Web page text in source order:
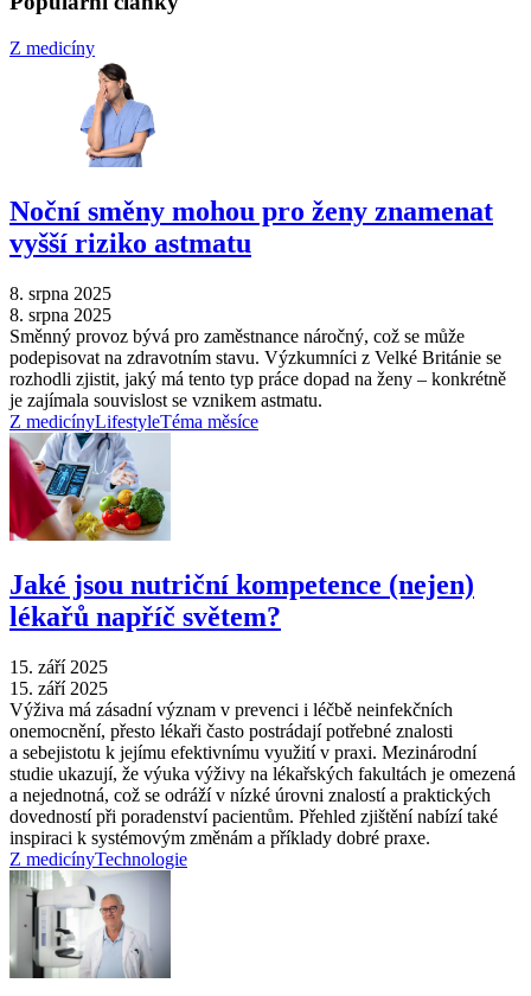
Z medicíny
Noční směny mohou pro ženy znamenat
vyšší riziko astmatu
8. srpna 2025
8. srpna 2025
Směnný provoz bývá pro zaměstnance náročný, což se může
podepisovat na zdravotním stavu. Výzkumníci z Velké Británie se
rozhodli zjistit, jaký má tento typ práce dopad na ženy –⁠ konkrétně
je zajímala souvislost se vznikem astmatu.
Z medicínyLifestyleTéma měsíce
Jaké jsou nutriční kompetence (nejen)
lékařů napříč světem?
15. září 2025
15. září 2025
Výživa má zásadní význam v prevenci i léčbě neinfekčních
onemocnění, přesto lékaři často postrádají potřebné znalosti
a sebejistotu k jejímu efektivnímu využití v praxi. Mezinárodní
studie ukazují, že výuka výživy na lékařských fakultách je omezená
a nejednotná, což se odráží v nízké úrovni znalostí a praktických
dovedností při poradenství pacientům. Přehled zjištění nabízí také
inspiraci k systémovým změnám a příklady dobré praxe.
Z medicínyTechnologie